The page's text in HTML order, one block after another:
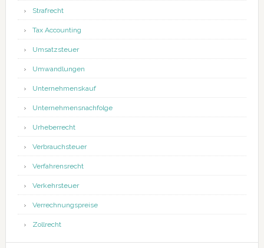
Strafrecht
Tax Accounting
Umsatzsteuer
Umwandlungen
Unternehmenskauf
Unternehmensnachfolge
Urheberrecht
Verbrauchsteuer
Verfahrensrecht
Verkehrsteuer
Verrechnungspreise
Zollrecht